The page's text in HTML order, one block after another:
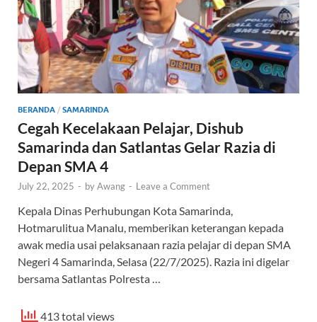
BERANDA / SAMARINDA
Cegah Kecelakaan Pelajar, Dishub
Samarinda dan Satlantas Gelar Razia di
Depan SMA 4
July 22, 2025 - byAwang - Leave a Comment
Kepala Dinas Perhubungan Kota Samarinda,
Hotmarulitua Manalu, memberikan keterangan kepada
awak media usai pelaksanaan razia pelajar di depan SMA
Negeri 4 Samarinda, Selasa (22/7/2025). Razia ini digelar
bersama Satlantas Polresta …
413 total views